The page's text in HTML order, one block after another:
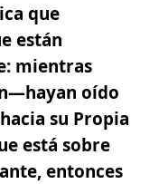
que
están
mientras
oído
su Propia
está sobre
entonces